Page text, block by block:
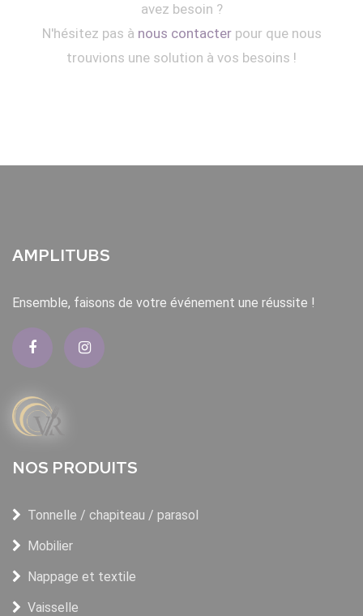
avez besoin ?
N'hésitez pas à nous contacterpour que nous
trouvions une solution à vos besoins !
AMPLITUBS
Ensemble, faisons de votre événement une réussite !
NOS PRODUITS
Tonnelle / chapiteau / parasol
Mobilier
Nappage et textile
Vaisselle